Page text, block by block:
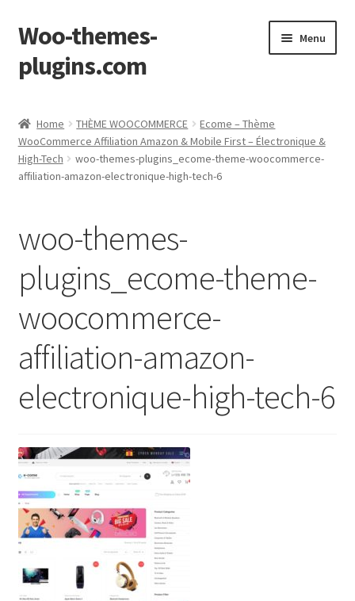
Skip
to
navigation
Skip
to
content
Woo-themes-
plugins.com
Menu
Home THÈME WOOCOMMERCE
Ecome – Thème
WooCommerce Affiliation Amazon & Mobile First – Électronique &
High-Tech
woo-themes-plugins_ecome-theme-woocommerce-
affiliation-amazon-electronique-high-tech-6
woo-themes-
plugins_ecome-theme-
woocommerce-
affiliation-amazon-
electronique-high-tech-6